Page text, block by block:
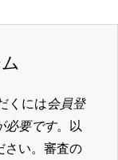
くには会員登
必要です。以
さい。審査の